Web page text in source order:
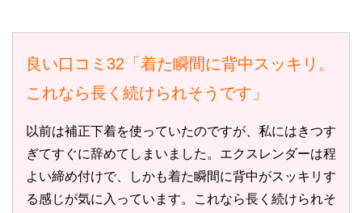
良い口コミ32「着た瞬間に背中スッキリ。
これなら長く続けられそうです」
以前は補正下着を使っていたのですが、私にはきつす
ぎてすぐに辞めてしまいました。エクスレンダーは程
よい締め付けで、しかも着た瞬間に背中がスッキリす
る感じが気に入っています。これなら長く続けられそ